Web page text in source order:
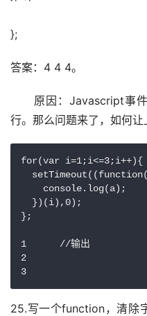
};
答案：4 4 4。
原因：Javascript事件
行。那么问题来了，如何让
for(var i=1;i<=3;i++){
    console.log(a);
  })(i),0);
};
1      //输出
2
3
25.写一个function，清除